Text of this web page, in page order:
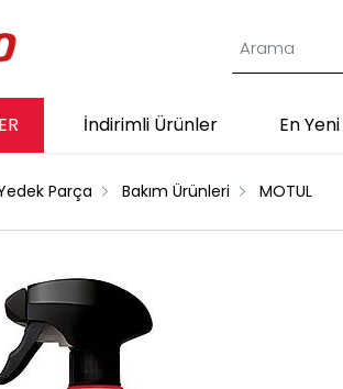
İndirimli Ürünler En
Parça Bakım Ürünleri MOTUL